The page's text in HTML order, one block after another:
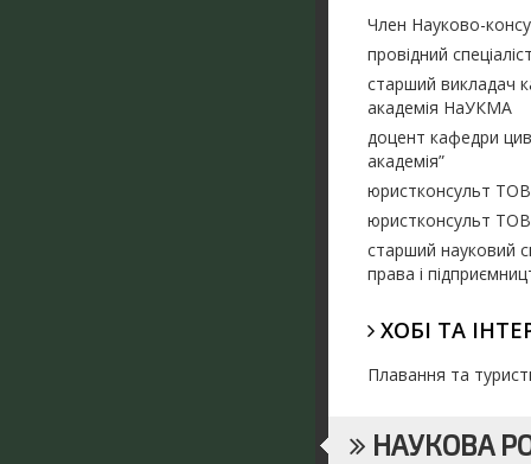
Член Науково-
провідний
старший викладач
академія НаУКМА
доцент кафедри
академія”
юристконсульт
юристконсульт ТОВ
старший науковий
права і
ХОБІ ТА
Плавання та
НАУКОВА